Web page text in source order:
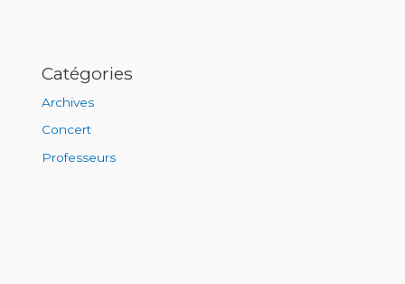
Catégories
Archives
Concert
Professeurs